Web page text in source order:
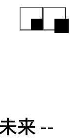
来 --